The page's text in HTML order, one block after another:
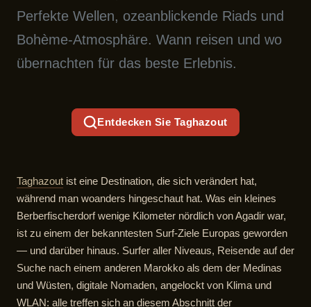
Perfekte Wellen, ozeanblickende Riads und
Bohème-Atmosphäre. Wann reisen und wo
übernachten für das beste Erlebnis.
Entdecken Sie Taghazout
Taghazout ist eine Destination, die sich verändert hat,
während man woanders hingeschaut hat. Was ein kleines
Berberfischerdorf wenige Kilometer nördlich von Agadir war,
ist zu einem der bekanntesten Surf-Ziele Europas geworden
— und darüber hinaus. Surfer aller Niveaus, Reisende auf der
Suche nach einem anderen Marokko als dem der Medinas
und Wüsten, digitale Nomaden, angelockt von Klima und
WLAN: alle treffen sich an diesem Abschnitt der